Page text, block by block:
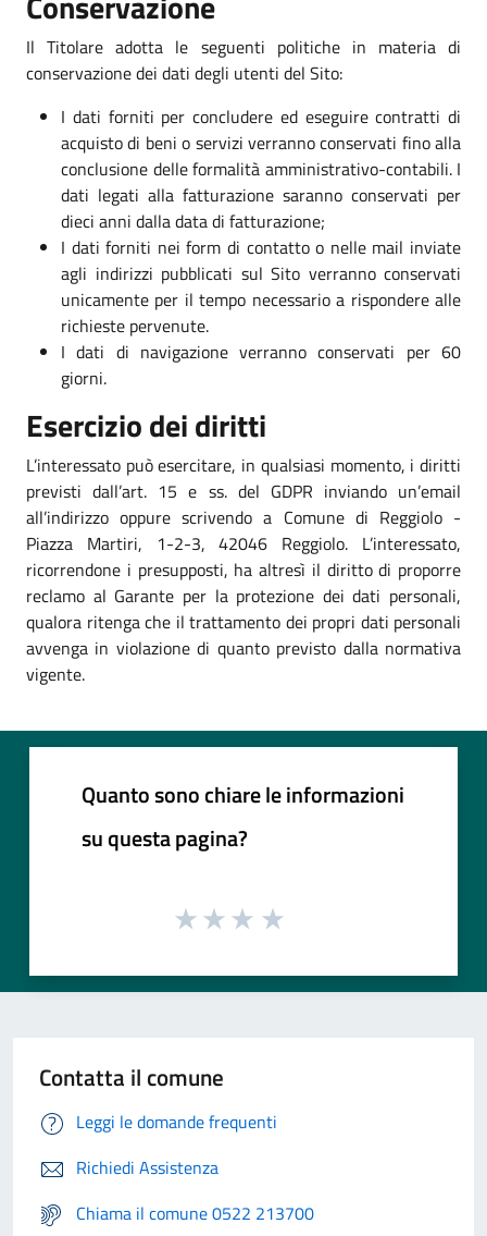
Il Titolare adotta le seguenti politiche in materia di
conservazione dei dati degli utenti del Sito:
I dati forniti per concludere ed eseguire contratti di
acquisto di beni o servizi verranno conservati fino alla
conclusione delle formalità amministrativo-contabili. I
dati legati alla fatturazione saranno conservati per
dieci anni dalla data di fatturazione;
I dati forniti nei form di contatto o nelle mail inviate
agli indirizzi pubblicati sul Sito verranno conservati
unicamente per il tempo necessario a rispondere alle
richieste pervenute.
I dati di navigazione verranno conservati per 60
giorni.
Esercizio dei diritti
L’interessato può esercitare, in qualsiasi momento, i diritti
previsti dall’art. 15 e ss. del GDPR inviando un’email
all’indirizzo oppure scrivendo a Comune di Reggiolo -
Piazza Martiri, 1-2-3, 42046 Reggiolo. L’interessato,
ricorrendone i presupposti, ha altresì il diritto di proporre
reclamo al Garante per la protezione dei dati personali,
qualora ritenga che il trattamento dei propri dati personali
avvenga in violazione di quanto previsto dalla normativa
vigente.
Quanto sono chiare le informazioni
su questa pagina?
Contatta il comune
Leggi le domande frequenti
Richiedi Assistenza
Chiama il comune 0522 213700